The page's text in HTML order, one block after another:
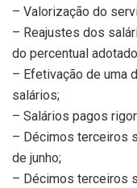
– Valorização do
– Reajustes dos
do percentual
– Efetivação de uma
salários;
– Salários pagos
– Décimos terceiros
de junho;
– Décimos terceiros